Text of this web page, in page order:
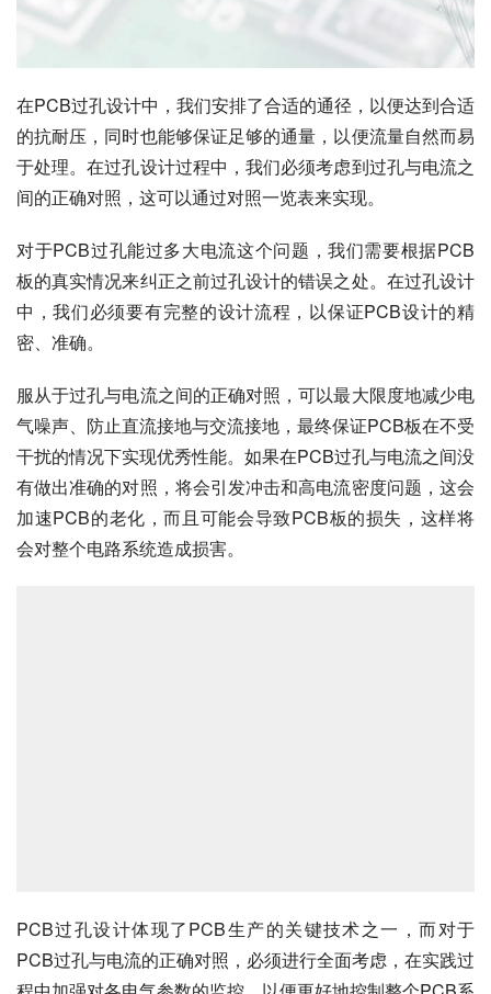
在PCB过孔设计中，我们安排了合适的通径，以便达到合适
的抗耐压，同时也能够保证足够的通量，以便流量自然而易
于处理。在过孔设计过程中，我们必须考虑到过孔与电流之
间的正确对照，这可以通过对照一览表来实现。
对于PCB过孔能过多大电流这个问题，我们需要根据PCB
板的真实情况来纠正之前过孔设计的错误之处。在过孔设计
中，我们必须要有完整的设计流程，以保证PCB设计的精
密、准确。
服从于过孔与电流之间的正确对照，可以最大限度地减少电
气噪声、防止直流接地与交流接地，最终保证PCB板在不受
干扰的情况下实现优秀性能。如果在PCB过孔与电流之间没
有做出准确的对照，将会引发冲击和高电流密度问题，这会
加速PCB的老化，而且可能会导致PCB板的损失，这样将
会对整个电路系统造成损害。
PCB过孔设计体现了PCB生产的关键技术之一，而对于
PCB过孔与电流的正确对照，必须进行全面考虑，在实践过